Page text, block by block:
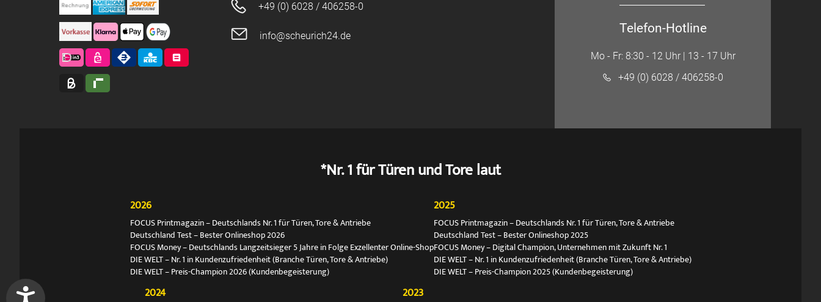
+49 (0) 6028 / 406258-0
info@scheurich24.de
Telefon-Hotline
Mo - Fr: 8:30 - 12 Uhr | 13 - 17 Uhr
+49 (0) 6028 / 406258-0
*Nr. 1 für Türen und Tore laut
2026
FOCUS Printmagazin – Deutschlands Nr. 1 für Türen, Tore & Antriebe
Deutschland Test – Bester Onlineshop 2026
FOCUS Money – Deutschlands Langzeitsieger 5 Jahre in Folge Exzellenter Online-Shop
DIE WELT – Nr. 1 in Kundenzufriedenheit (Branche Türen, Tore & Antriebe)
DIE WELT – Preis-Champion 2026 (Kundenbegeisterung)
2025
FOCUS Printmagazin – Deutschlands Nr. 1 für Türen, Tore & Antriebe
Deutschland Test – Bester Onlineshop 2025
FOCUS Money – Digital Champion, Unternehmen mit Zukunft Nr. 1
DIE WELT – Nr. 1 in Kundenzufriedenheit (Branche Türen, Tore & Antriebe)
DIE WELT – Preis-Champion 2025 (Kundenbegeisterung)
2024 2023